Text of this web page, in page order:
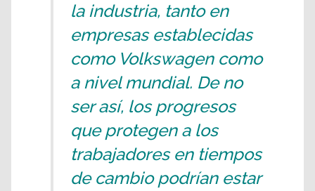
la industria, tanto en
empresas establecidas
como Volkswagen como
a nivel mundial. De no
ser así, los progresos
que protegen a los
trabajadores en tiempos
de cambio podrían estar